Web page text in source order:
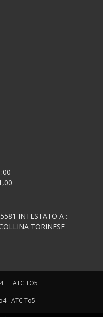
INTESTATO A :
TORINESE
ATC TO5
- ATC To5